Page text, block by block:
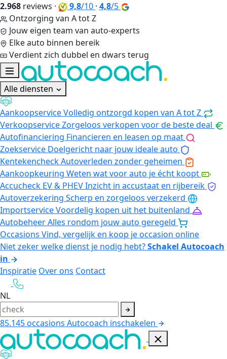
2.968 reviews · 9,8/10 · 4,8/5
Ontzorging van A tot Z
Jouw eigen team van auto-experts
Elke auto binnen bereik
Verdient zich dubbel en dwars terug
Alle diensten
AankoopserviceVolledig ontzorgd kopen van A tot Z
VerkoopserviceZorgeloos verkopen voor de beste deal
Autofinanciering Financieren en leasen op maat
Zoekservice Doelgericht naar jouw ideale auto
KentekencheckAutoverleden zonder geheimen
Aankoopkeuring Weten wat voor auto je écht koopt
Accucheck EV & PHEVInzicht in accustaat en rijbereik
Autoverzekering Scherp en zorgeloos verzekerd
ImportserviceVoordelig kopen uit het buitenland
AutobeheerAlles rondom jouw auto geregeld
Occasions Vind, vergelijk en koop je occasion online
Niet zeker welke dienst je nodig hebt?Schakel Autocoach
in
Inspiratie Over ons Contact
NL
85.145occasions Autocoach inschakelen